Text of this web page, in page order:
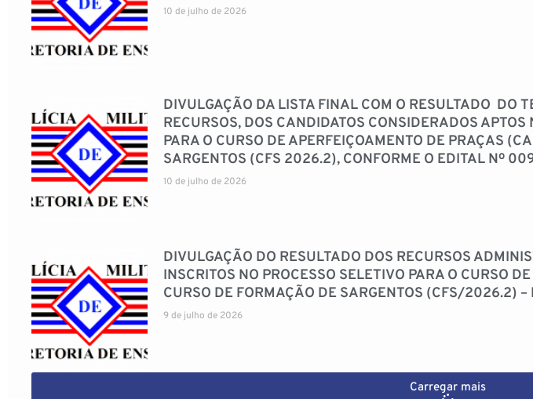
10 de julho de 2026
DIVULGAÇÃO DA LISTA FINAL COM O RESULTADO DO
RECURSOS, DOS CANDIDATOS CONSIDERADOS
PARA O CURSO DE APERFEIÇOAMENTO DE PRAÇAS
SARGENTOS (CFS 2026.2), CONFORME O EDITAL Nº
10 de julho de 2026
DIVULGAÇÃO DO RESULTADO DOS RECURSOS
INSCRITOS NO PROCESSO SELETIVO PARA O CURSO
CURSO DE FORMAÇÃO DE SARGENTOS (CFS/2026.2)
9 de julho de 2026
Carregar mais